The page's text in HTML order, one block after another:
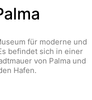
für moderne und
befindet sich in einer
von Palma und
Hafen.